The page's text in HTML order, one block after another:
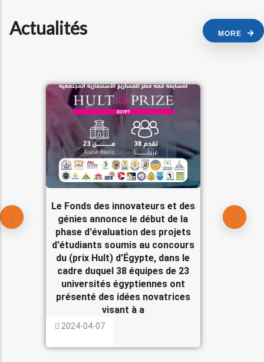
Actualités MORE
Le Fonds des innovateurs et des
génies annonce le début de la
phase d'évaluation des projets
d'étudiants soumis au concours
du (prix Hult) d’Égypte, dans le
cadre duquel 38 équipes de 23
universités égyptiennes ont
présenté des idées novatrices
visant à a
2024-04-07